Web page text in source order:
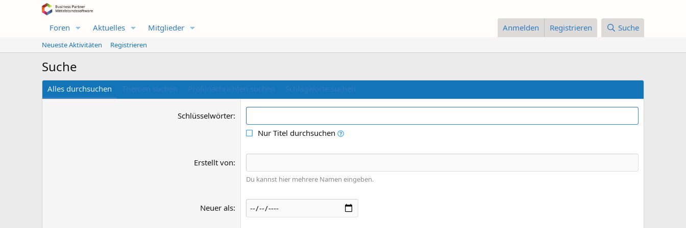
Foren Aktuelles Mitglieder Anmelden Registrieren Suche
Neueste Aktivitäten Registrieren
Suche
Alles durchsuchen Themen suchen Profilnachrichten suchen Schlagworte suchen
Schlüsselwörter
Nur Titel durchsuchen
Erstellt von
Du kannst hier mehrere Namen eingeben.
Neuer als